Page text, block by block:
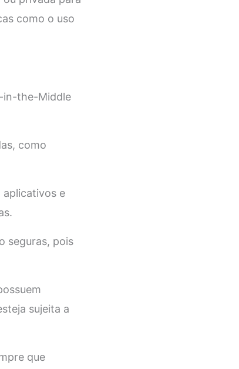
como o uso
in-the-Middle
como
aplicativos e
seguras, pois
sujeita a
que